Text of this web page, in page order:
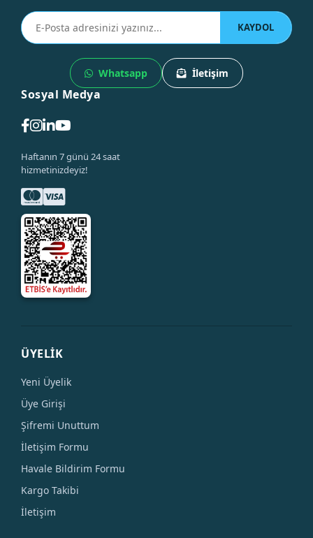
KAYDOL
Whatsapp İletişim
Sosyal Medya
Haftanın 7 günü 24 saat
hizmetinizdeyiz!
ÜYELİK
Yeni Üyelik
Üye Girişi
Şifremi Unuttum
İletişim Formu
Havale Bildirim Formu
Kargo Takibi
İletişim